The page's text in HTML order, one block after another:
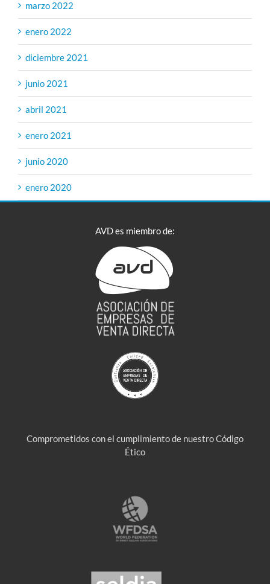
marzo 2022
enero 2022
diciembre 2021
junio 2021
abril 2021
enero 2021
junio 2020
enero 2020
AVD es miembro de:
Comprometidos con el cumplimiento de nuestro Código
Ético